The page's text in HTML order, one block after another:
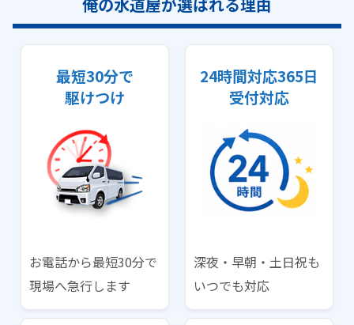
最短30分で
駆けつけ
お電話から最短30分で
現場へ急行します
24時間対応365日
受付対応
深夜・早朝・土日祝も
いつでも対応